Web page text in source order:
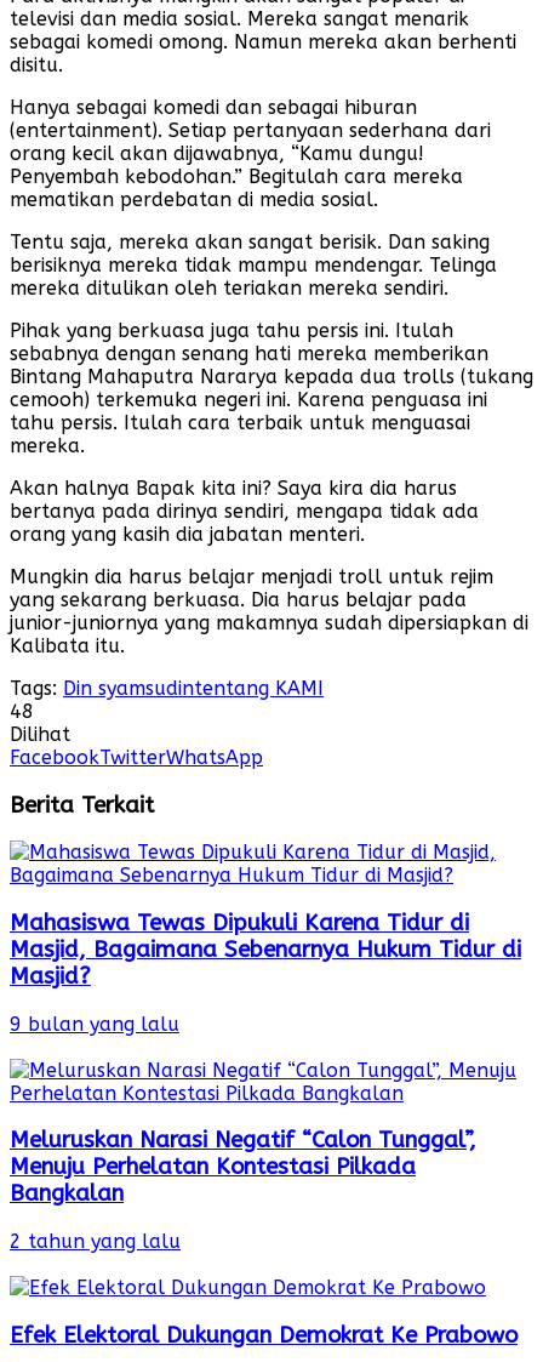
televisi dan media sosial. Mereka sangat menarik
sebagai komedi omong. Namun mereka akan berhenti
disitu.
Hanya sebagai komedi dan sebagai hiburan
(entertainment). Setiap pertanyaan sederhana dari
orang kecil akan dijawabnya, “Kamu dungu!
Penyembah kebodohan.” Begitulah cara mereka
mematikan perdebatan di media sosial.
Tentu saja, mereka akan sangat berisik. Dan saking
berisiknya mereka tidak mampu mendengar. Telinga
mereka ditulikan oleh teriakan mereka sendiri.
Pihak yang berkuasa juga tahu persis ini. Itulah
sebabnya dengan senang hati mereka memberikan
Bintang Mahaputra Nararya kepada dua trolls (tukang
cemooh) terkemuka negeri ini. Karena penguasa ini
tahu persis. Itulah cara terbaik untuk menguasai
mereka.
Akan halnya Bapak kita ini? Saya kira dia harus
bertanya pada dirinya sendiri, mengapa tidak ada
orang yang kasih dia jabatan menteri.
Mungkin dia harus belajar menjadi troll untuk rejim
yang sekarang berkuasa. Dia harus belajar pada
junior-juniornya yang makamnya sudah dipersiapkan di
Kalibata itu.
Tags: Din syamsudintentang KAMI
48
Dilihat
FacebookTwitterWhatsApp
Berita Terkait
Mahasiswa Tewas Dipukuli Karena Tidur di
Masjid, Bagaimana Sebenarnya Hukum Tidur di
Masjid?
9 bulan yang lalu
Meluruskan Narasi Negatif “Calon Tunggal”,
Menuju Perhelatan Kontestasi Pilkada
Bangkalan
2 tahun yang lalu
Efek Elektoral Dukungan Demokrat Ke Prabowo